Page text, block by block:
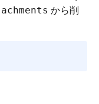
から削